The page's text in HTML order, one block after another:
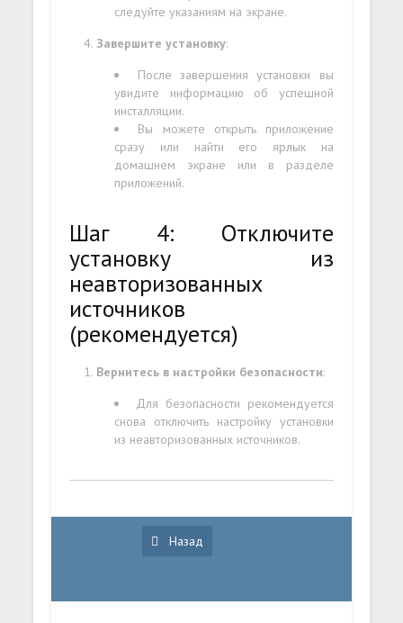
следуйте указаниям на экране.
Завершите установку:
После завершения установки вы
увидите информацию об успешной
инсталляции.
Вы можете открыть приложение
сразу или найти его ярлык на
домашнем экране или в разделе
приложений.
Шаг 4: Отключите
установку из
неавторизованных
источников
(рекомендуется)
Вернитесь в настройки безопасности:
Для безопасности рекомендуется
снова отключить настройку установки
из неавторизованных источников.
Назад